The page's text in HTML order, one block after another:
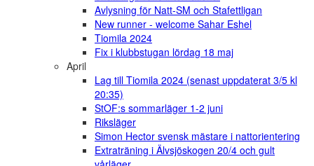
Avlysning för Natt-SM och Stafettligan
New runner - welcome Sahar Eshel
Tiomila 2024
Fix i klubbstugan lördag 18 maj
April
Lag till Tiomila 2024 (senast uppdaterat 3/5 kl
20:35)
StOF:s sommarläger 1-2 juni
Riksläger
Simon Hector svensk mästare i nattorientering
Extraträning i Älvsjöskogen 20/4 och gult